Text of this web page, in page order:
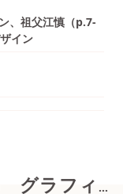
、祖父江慎（p.7-
イン
『季刊graphic / design グラフィックデザイン2号』